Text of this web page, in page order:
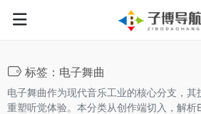
标签：电子舞曲
电子舞曲作为现代音乐工业的核心分支，
重塑听觉体验。本分类从创作端切入，解析